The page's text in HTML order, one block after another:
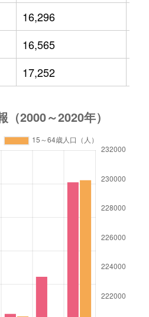
16,296
16,565
17,252